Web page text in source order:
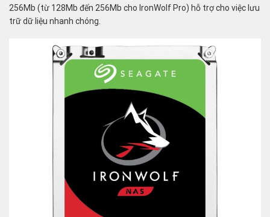
256Mb (từ 128Mb đến 256Mb cho IronWolf Pro) hỗ trợ cho việc lưu
trữ dữ liệu nhanh chóng.